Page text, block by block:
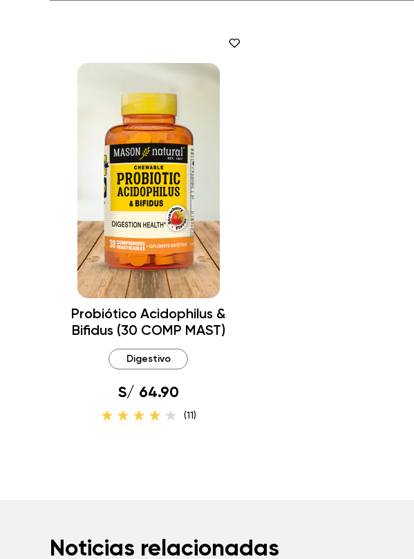
Probiótico Acidophilus &
Bifidus (30 COMP MAST)
Digestivo
S/ 64.90
(11)
Noticias relacionadas